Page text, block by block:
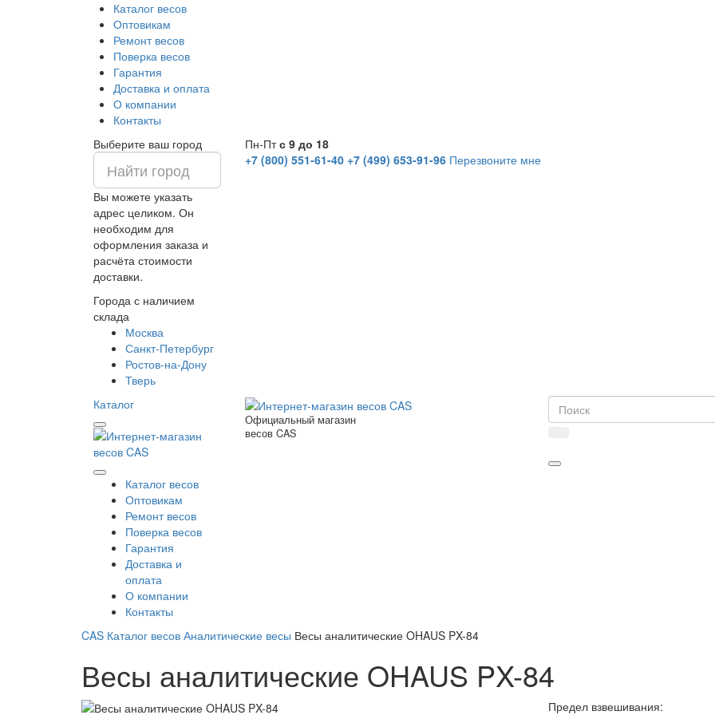
Каталог весов
Оптовикам
Ремонт весов
Поверка весов
Гарантия
Доставка и оплата
О компании
Контакты
Выберите ваш город
Вы можете указать
адрес целиком. Он
необходим для
оформления заказа и
расчёта стоимости
доставки.
Города с наличием
склада
Москва
Санкт-Петербург
Ростов-на-Дону
Тверь
Пн-Птс 9 до 18
+7 (800) 551-61-40 +7 (499) 653-91-96 Перезвоните мне
Каталог
Каталог весов
Оптовикам
Ремонт весов
Поверка весов
Гарантия
Доставка и
оплата
О компании
Контакты
Официальный магазин
весов CAS
CAS Каталог весов Аналитические весы Весы аналитические OHAUS PX-84
Весы аналитические OHAUS PX-84
Предел взвешивания: